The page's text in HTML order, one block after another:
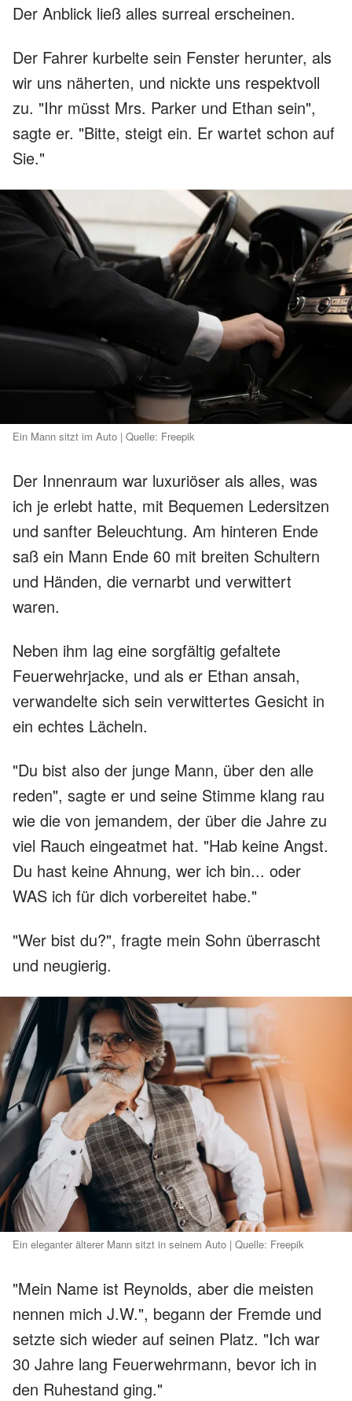
Der Anblick ließ alles surreal erscheinen.
Der Fahrer kurbelte sein Fenster herunter, als
wir uns näherten, und nickte uns respektvoll
zu. "Ihr müsst Mrs. Parker und Ethan sein",
sagte er. "Bitte, steigt ein. Er wartet schon auf
Sie."
Ein Mann sitzt im Auto | Quelle: Freepik
Der Innenraum war luxuriöser als alles, was
ich je erlebt hatte, mit Bequemen Ledersitzen
und sanfter Beleuchtung. Am hinteren Ende
saß ein Mann Ende 60 mit breiten Schultern
und Händen, die vernarbt und verwittert
waren.
Neben ihm lag eine sorgfältig gefaltete
Feuerwehrjacke, und als er Ethan ansah,
verwandelte sich sein verwittertes Gesicht in
ein echtes Lächeln.
"Du bist also der junge Mann, über den alle
reden", sagte er und seine Stimme klang rau
wie die von jemandem, der über die Jahre zu
viel Rauch eingeatmet hat. "Hab keine Angst.
Du hast keine Ahnung, wer ich bin... oder
WAS ich für dich vorbereitet habe."
"Wer bist du?", fragte mein Sohn überrascht
und neugierig.
Ein eleganter älterer Mann sitzt in seinem Auto | Quelle: Freepik
"Mein Name ist Reynolds, aber die meisten
nennen mich J.W.", begann der Fremde und
setzte sich wieder auf seinen Platz. "Ich war
30 Jahre lang Feuerwehrmann, bevor ich in
den Ruhestand ging."